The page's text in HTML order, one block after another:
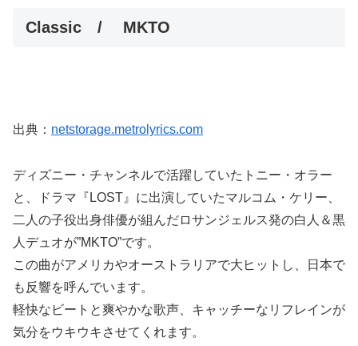
Classic / MKTO
出典： netstorage.metrolyrics.com
ディズニー・チャンネルで活躍していたトニー・オラー
と、ドラマ『LOST』に出演していたマルコム・ケリー、
二人の子役出身俳優が組んだロサンジェルス発の白人＆黒
人デュオが”MKTO”です。
この曲がアメリカやオーストラリアで大ヒットし、日本で
も反響を呼んでいます。
軽快なビートと爽やかな歌声、キャッチーなリフレインが
気分をウキウキさせてくれます。